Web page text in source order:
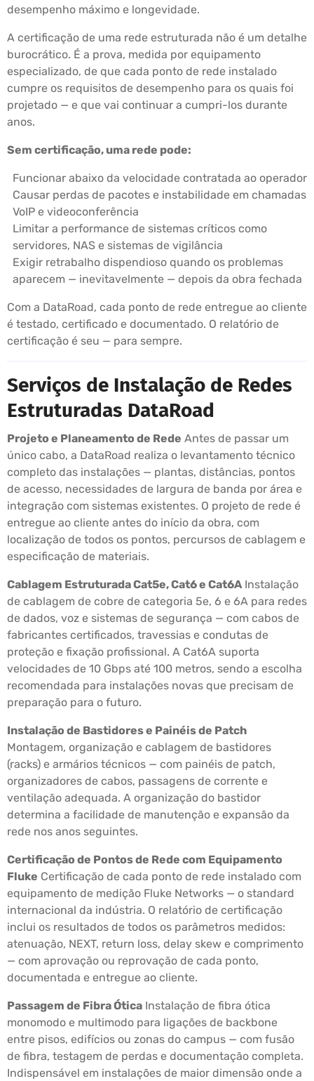
desempenho máximo e longevidade.
A certificação de uma rede estruturada não é um detalhe
burocrático. É a prova, medida por equipamento
especializado, de que cada ponto de rede instalado
cumpre os requisitos de desempenho para os quais foi
projetado — e que vai continuar a cumpri-los durante
anos.
Sem certificação, uma rede pode:
Funcionar abaixo da velocidade contratada ao operador
Causar perdas de pacotes e instabilidade em chamadas
VoIP e videoconferência
Limitar a performance de sistemas críticos como
servidores, NAS e sistemas de vigilância
Exigir retrabalho dispendioso quando os problemas
aparecem — inevitavelmente — depois da obra fechada
Com a DataRoad, cada ponto de rede entregue ao cliente
é testado, certificado e documentado. O relatório de
certificação é seu — para sempre.
Serviços de Instalação de Redes
Estruturadas DataRoad
Projeto e Planeamento de Rede Antes de passar um
único cabo, a DataRoad realiza o levantamento técnico
completo das instalações — plantas, distâncias, pontos
de acesso, necessidades de largura de banda por área e
integração com sistemas existentes. O projeto de rede é
entregue ao cliente antes do início da obra, com
localização de todos os pontos, percursos de cablagem e
especificação de materiais.
Cablagem Estruturada Cat5e, Cat6 e Cat6A Instalação
de cablagem de cobre de categoria 5e, 6 e 6A para redes
de dados, voz e sistemas de segurança — com cabos de
fabricantes certificados, travessias e condutas de
proteção e fixação profissional. A Cat6A suporta
velocidades de 10 Gbps até 100 metros, sendo a escolha
recomendada para instalações novas que precisam de
preparação para o futuro.
Instalação de Bastidores e Painéis de Patch
Montagem, organização e cablagem de bastidores
(racks) e armários técnicos — com painéis de patch,
organizadores de cabos, passagens de corrente e
ventilação adequada. A organização do bastidor
determina a facilidade de manutenção e expansão da
rede nos anos seguintes.
Certificação de Pontos de Rede com Equipamento
Fluke Certificação de cada ponto de rede instalado com
equipamento de medição Fluke Networks — o standard
internacional da indústria. O relatório de certificação
inclui os resultados de todos os parâmetros medidos:
atenuação, NEXT, return loss, delay skew e comprimento
— com aprovação ou reprovação de cada ponto,
documentada e entregue ao cliente.
Passagem de Fibra Ótica Instalação de fibra ótica
monomodo e multimodo para ligações de backbone
entre pisos, edifícios ou zonas do campus — com fusão
de fibra, testagem de perdas e documentação completa.
Indispensável em instalações de maior dimensão onde a